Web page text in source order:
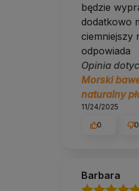
będzie
dodatkowo
ciemniejszy
odpowiada
Opinia
Morski
naturalny
11/24/2025
0 0
Barbara